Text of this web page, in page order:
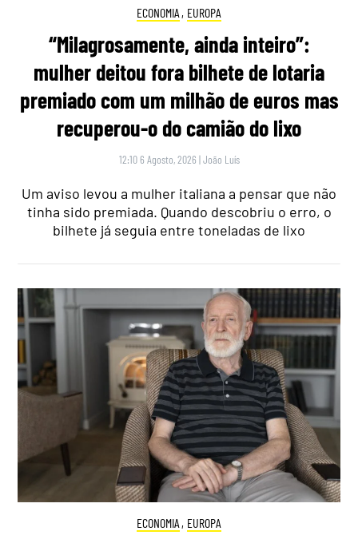
ECONOMIA , EUROPA
“Milagrosamente, ainda inteiro”:
mulher deitou fora bilhete de lotaria
premiado com um milhão de euros mas
recuperou-o do camião do lixo
12:10 6 Agosto, 2026 |João Luís
Um aviso levou a mulher italiana a pensar que não
tinha sido premiada. Quando descobriu o erro, o
bilhete já seguia entre toneladas de lixo
ECONOMIA , EUROPA